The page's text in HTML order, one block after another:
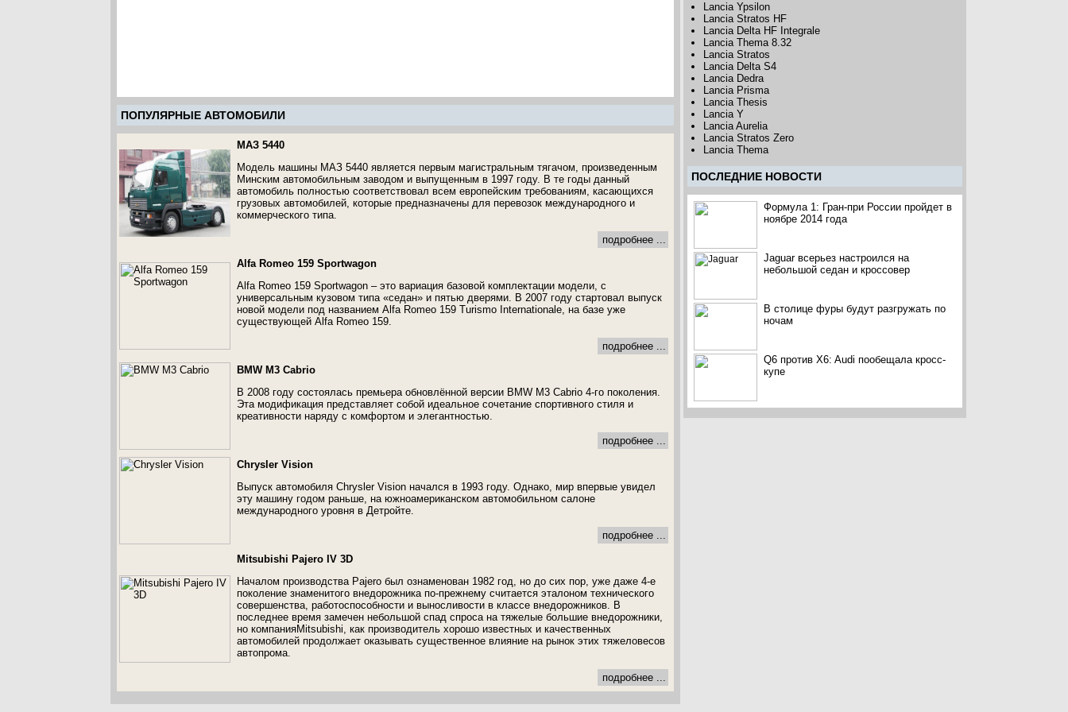
ПОПУЛЯРНЫЕ АВТОМОБИЛИ
МАЗ 5440
Модель машины МАЗ 5440 является первым магистральным тягачом, произведенным
Минским автомобильным заводом и выпущенным в 1997 году. В те годы данный
автомобиль полностью соответствовал всем европейским требованиям, касающихся
грузовых автомобилей, которые предназначены для перевозок международного и
коммерческого типа.
подробнее ...
Alfa Romeo 159 Sportwagon
Alfa Romeo 159 Sportwagon – это вариация базовой комплектации модели, с
универсальным кузовом типа «седан» и пятью дверями. В 2007 году стартовал выпуск
новой модели под названием Alfa Romeo 159 Turismo Internationale, на базе уже
существующей Alfa Romeo 159.
подробнее ...
BMW M3 Cabrio
В 2008 году состоялась премьера обновлённой версии BMW M3 Cabrio 4-го поколения.
Эта модификация представляет собой идеальное сочетание спортивного стиля и
креативности наряду с комфортом и элегантностью.
подробнее ...
Chrysler Vision
Выпуск автомобиля Chrysler Vision начался в 1993 году. Однако, мир впервые увидел
эту машину годом раньше, на южноамериканском автомобильном салоне
международного уровня в Детройте.
подробнее ...
Mitsubishi Pajero IV 3D
Началом производства Pajero был ознаменован 1982 год, но до сих пор, уже даже 4-е
поколение знаменитого внедорожника по-прежнему считается эталоном технического
совершенства, работоспособности и выносливости в классе внедорожников. В
последнее время замечен небольшой спад спроса на тяжелые большие внедорожники,
но компанияMitsubishi, как производитель хорошо известных и качественных
автомобилей продолжает оказывать существенное влияние на рынок этих тяжеловесов
автопрома.
подробнее ...
Lancia Ypsilon
Lancia Stratos HF
Lancia Delta HF Integrale
Lancia Thema 8.32
Lancia Stratos
Lancia Delta S4
Lancia Dedra
Lancia Prisma
Lancia Thesis
Lancia Y
Lancia Aurelia
Lancia Stratos Zero
Lancia Thema
ПОCЛЕДНИЕ НОВОСТИ
Формула 1: Гран-при России пройдет в
ноябре 2014 года
Jaguar всерьез настроился на
небольшой седан и кроссовер
В столице фуры будут разгружать по
ночам
Q6 против X6: Audi пообещала кросс-
купе